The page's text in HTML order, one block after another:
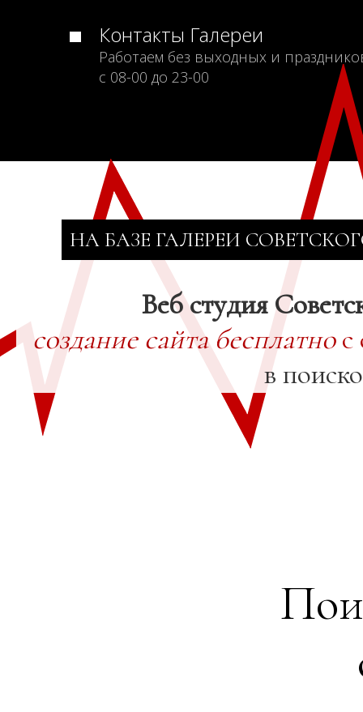
Контакты Галереи
Работаем без выходных и
с 08-00 до 23-00
НА БАЗЕ ГАЛЕРЕИ
Веб студия
создание сайта бесплатнос
в